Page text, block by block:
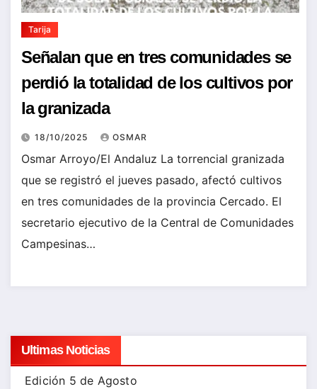
Tarija
Señalan que en tres comunidades se
perdió la totalidad de los cultivos por
la granizada
18/10/2025 OSMAR
Osmar Arroyo/El Andaluz La torrencial granizada
que se registró el jueves pasado, afectó cultivos
en tres comunidades de la provincia Cercado. El
secretario ejecutivo de la Central de Comunidades
Campesinas…
Ultimas Noticias
Edición 5 de Agosto